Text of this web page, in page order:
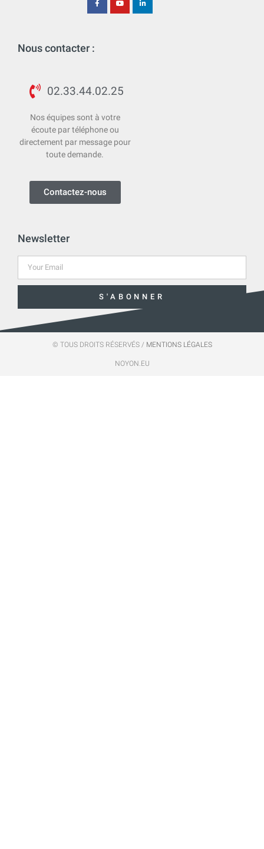
Nous contacter :
02.33.44.02.25
Nos équipes sont à votre
écoute par téléphone ou
directement par message pour
toute demande.
Contactez-nous
Newsletter
S'ABONNER
© TOUS DROITS RÉSERVÉS / MENTIONS LÉGALES
NOYON.EU